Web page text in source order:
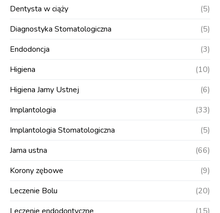
Dentysta w ciąży
(5)
Diagnostyka Stomatologiczna
(5)
Endodoncja
(3)
Higiena
(10)
Higiena Jamy Ustnej
(6)
Implantologia
(33)
Implantologia Stomatologiczna
(5)
Jama ustna
(66)
Korony zębowe
(9)
Leczenie Bolu
(20)